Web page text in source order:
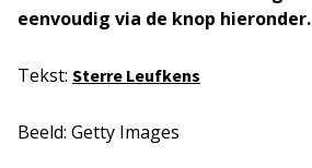
eenvoudig via de knop hieronder.
Tekst: Sterre Leufkens
Beeld: Getty Images